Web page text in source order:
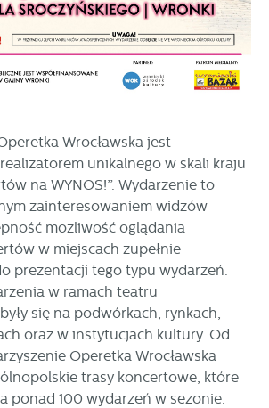
Wrocławska jest
unikalnego w skali kraju
na WYNOS!”. Wydarzenie to
zainteresowaniem widzów
możliwość oglądania
w miejscach zupełnie
prezentacji tego typu wydarzeń.
w ramach teatru
się na podwórkach, rynkach,
oraz w instytucjach kultury. Od
Operetka Wrocławska
trasy koncertowe, które
ponad 100 wydarzeń w sezonie.